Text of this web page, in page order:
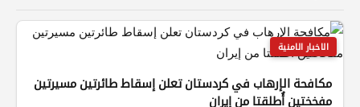
الاخبار الامنية
مكافحة الإرهاب في كردستان تعلن إسقاط طائرتين مسيرتين
مفخختين أُطلقتا من إيران